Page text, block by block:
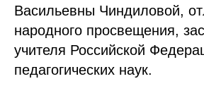
Васильевны Чиндиловой,
народного просвещения,
учителя Российской
педагогических наук.